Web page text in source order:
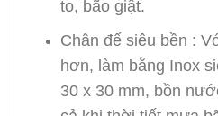
to, bão giật.
Chân đế siêu bền :
hơn, làm bằng Inox
30 x 30 mm, bồn